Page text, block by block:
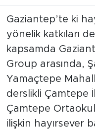
Gaziantep’te ki
yönelik katkıları
kapsamda
Group arasında,
Yamaçtepe
derslikli Çamtepe
Çamtepe
ilişkin hayırsever